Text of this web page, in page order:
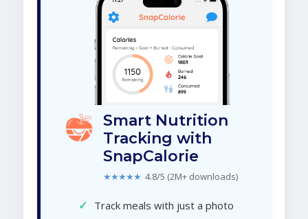
Smart Nutrition
Tracking with
SnapCalorie
★★★★★ 4.8/5 (2M+ downloads)
✓ Track meals with just a photo